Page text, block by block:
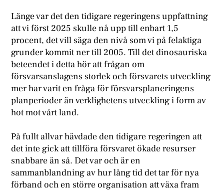
Länge var det den tidigare regeringens uppfattning
att vi först 2025 skulle nå upp till enbart 1,5
procent, det vill säga den nivå som vi på felaktiga
grunder kommit ner till 2005. Till det dinosauriska
beteendet i detta hör att frågan om
försvarsanslagens storlek och försvarets utveckling
mer har varit en fråga för försvarsplaneringens
planperioder än verklighetens utveckling i form av
hot mot vårt land.
På fullt allvar hävdade den tidigare regeringen att
det inte gick att tillföra försvaret ökade resurser
snabbare än så. Det var och är en
sammanblandning av hur lång tid det tar för nya
förband och en större organisation att växa fram